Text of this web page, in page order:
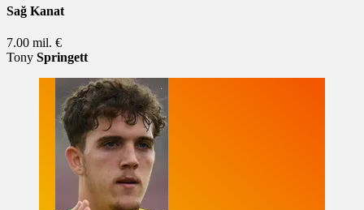
Sağ Kanat
7.00 mil. €
Tony Springett